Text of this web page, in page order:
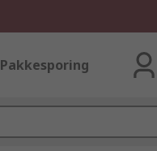
Pakkesporing